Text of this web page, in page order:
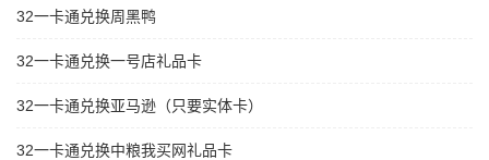
32一卡通兑换周黑鸭
32一卡通兑换一号店礼品卡
32一卡通兑换亚马逊（只要实体卡）
32一卡通兑换中粮我买网礼品卡